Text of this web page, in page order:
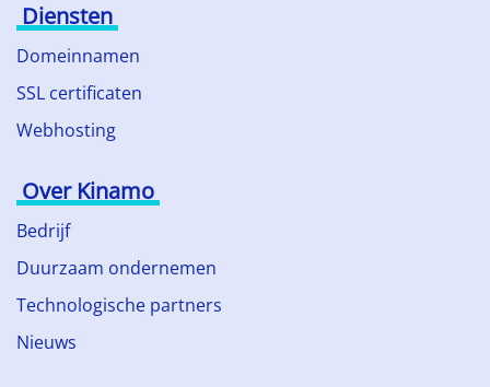
Diensten
Domeinnamen
SSL certificaten
Webhosting
Over Kinamo
Bedrijf
Duurzaam ondernemen
Technologische partners
Nieuws